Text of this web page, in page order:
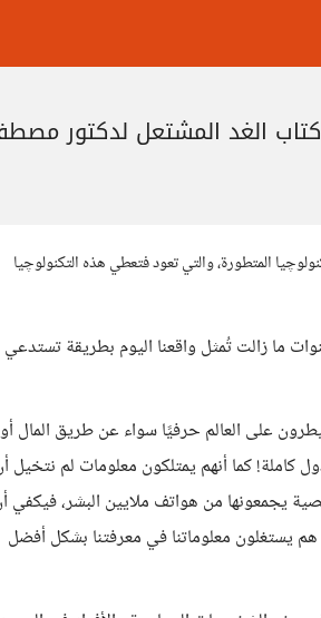
كتاب الغد المشتعل لدكتور
المتطورة، والتي تعود فتعطي هذه التكنولوچيا
من مرور كل تلك السنوات ما زالت تُمثل واقعنا اليوم بطريقة تستدعي
على العالم حرفيًا سواء عن طريق المال أو
كاملة! كما أنهم يمتلكون معلومات لم نتخيل
يجمعونها من هواتف ملايين البشر، فيكفي
يستغلون معلوماتنا في معرفتنا بشكل أفضل